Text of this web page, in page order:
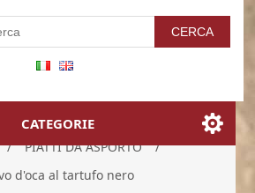
CATEGORIE
/ PIATTI DA ASPORTO
/
d'oca al tartufo nero